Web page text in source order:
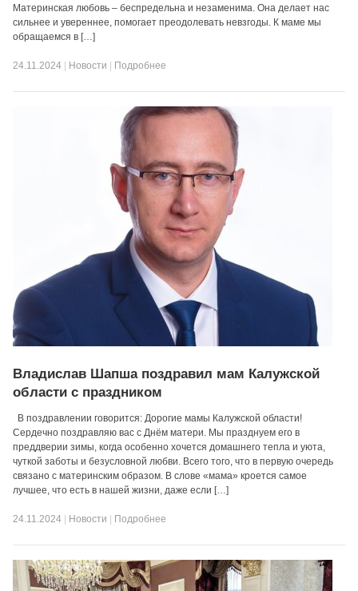
Материнская любовь – беспредельна и незаменима. Она делает нас
сильнее и увереннее, помогает преодолевать невзгоды. К маме мы
обращаемся в […]
24.11.2024 Новости Подробнее
Владислав Шапша поздравил мам Калужской
области с праздником
В поздравлении говорится: Дорогие мамы Калужской области!
Сердечно поздравляю вас с Днём матери. Мы празднуем его в
преддверии зимы, когда особенно хочется домашнего тепла и уюта,
чуткой заботы и безусловной любви. Всего того, что в первую очередь
связано с материнским образом. В слове «мама» кроется самое
лучшее, что есть в нашей жизни, даже если […]
24.11.2024 Новости Подробнее